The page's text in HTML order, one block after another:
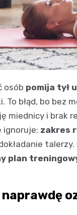
osób pomija tył
To błąd, bo bez
miednicy i brak
ignoruje: zakres
plan